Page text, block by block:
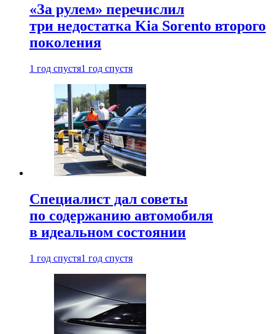
«За рулем» перечислил
три недостатка Kia Sorento второго
поколения
1 год спустя1 год спустя
Специалист дал советы
по содержанию автомобиля
в идеальном состоянии
1 год спустя1 год спустя